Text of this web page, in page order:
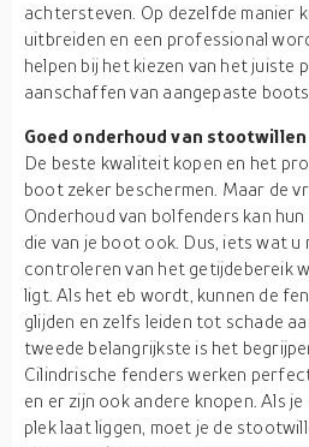
achtersteven. Op dezelfde manier
uitbreiden en een professional
helpen bij het kiezen van het juiste
aanschaffen van aangepaste
Goed onderhoud van stootwillen
De beste kwaliteit kopen en het
boot zeker beschermen. Maar de
Onderhoud van bolfenders kan
die van je boot ook. Dus, iets wat u
controleren van het getijdebereik
ligt. Als het eb wordt, kunnen de
glijden en zelfs leiden tot schade
tweede belangrijkste is het
Cilindrische fenders werken
en er zijn ook andere knopen. Als
plek laat liggen, moet je de